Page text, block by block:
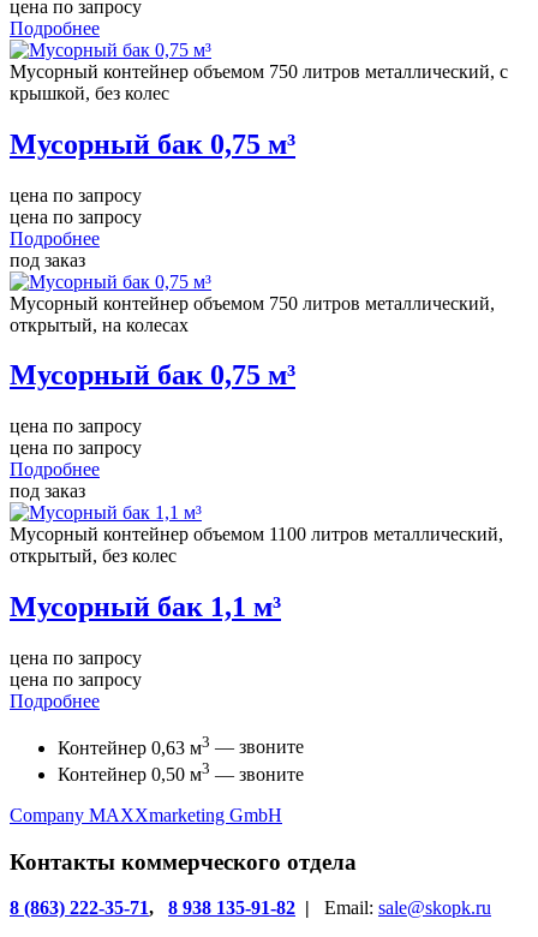
цена по запросу
Подробнее
Мусорный контейнер объемом 750 литров металлический, с
крышкой, без колес
Мусорный бак 0,75 м³
цена по запросу
цена по запросу
Подробнее
под заказ
Мусорный контейнер объемом 750 литров металлический,
открытый, на колесах
Мусорный бак 0,75 м³
цена по запросу
цена по запросу
Подробнее
под заказ
Мусорный контейнер объемом 1100 литров металлический,
открытый, без колес
Мусорный бак 1,1 м³
цена по запросу
цена по запросу
Подробнее
Контейнер 0,63 м3 — звоните
Контейнер 0,50 м3 — звоните
Company MAXXmarketing GmbH
Контакты коммерческого отдела
8 (863) 222-35-71, 8 938 135-91-82 | Email: sale@skopk.ru